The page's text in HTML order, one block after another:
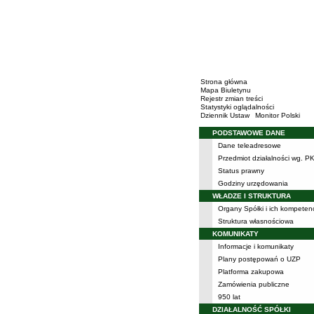
Strona główna
Mapa Biuletynu
Rejestr zmian treści
Statystyki oglądalności
Dziennik Ustaw
Monitor Polski
Menu
PODSTAWOWE DANE
Dane teleadresowe
Przedmiot działalności wg.
Status prawny
Godziny urzędowania
WŁADZE I STRUKTURA
Organy Spółki i ich
Struktura własnościowa
KOMUNIKATY
Informacje i komunikaty
Plany postępowań o UZP
Platforma zakupowa
Zamówienia publiczne
950 lat
DZIAŁALNOŚĆ SPÓŁKI